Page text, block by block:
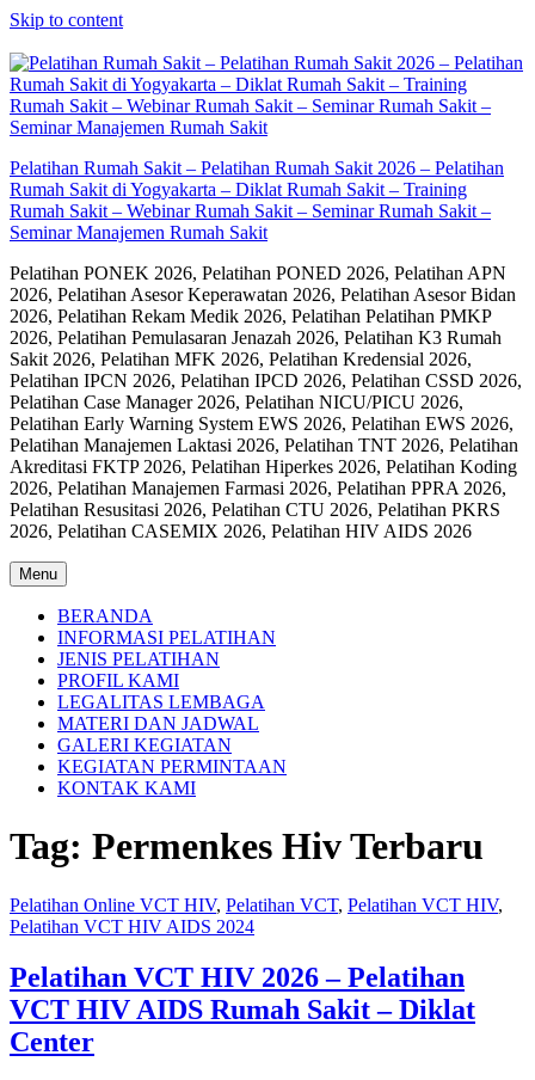
Skip to content
Pelatihan Rumah Sakit – Pelatihan Rumah Sakit 2026 – Pelatihan
Rumah Sakit di Yogyakarta – Diklat Rumah Sakit – Training
Rumah Sakit – Webinar Rumah Sakit – Seminar Rumah Sakit –
Seminar Manajemen Rumah Sakit
Pelatihan PONEK 2026, Pelatihan PONED 2026, Pelatihan APN
2026, Pelatihan Asesor Keperawatan 2026, Pelatihan Asesor Bidan
2026, Pelatihan Rekam Medik 2026, Pelatihan Pelatihan PMKP
2026, Pelatihan Pemulasaran Jenazah 2026, Pelatihan K3 Rumah
Sakit 2026, Pelatihan MFK 2026, Pelatihan Kredensial 2026,
Pelatihan IPCN 2026, Pelatihan IPCD 2026, Pelatihan CSSD 2026,
Pelatihan Case Manager 2026, Pelatihan NICU/PICU 2026,
Pelatihan Early Warning System EWS 2026, Pelatihan EWS 2026,
Pelatihan Manajemen Laktasi 2026, Pelatihan TNT 2026, Pelatihan
Akreditasi FKTP 2026, Pelatihan Hiperkes 2026, Pelatihan Koding
2026, Pelatihan Manajemen Farmasi 2026, Pelatihan PPRA 2026,
Pelatihan Resusitasi 2026, Pelatihan CTU 2026, Pelatihan PKRS
2026, Pelatihan CASEMIX 2026, Pelatihan HIV AIDS 2026
Menu
BERANDA
INFORMASI PELATIHAN
JENIS PELATIHAN
PROFIL KAMI
LEGALITAS LEMBAGA
MATERI DAN JADWAL
GALERI KEGIATAN
KEGIATAN PERMINTAAN
KONTAK KAMI
Tag: Permenkes Hiv Terbaru
Pelatihan Online VCT HIV, Pelatihan VCT, Pelatihan VCT HIV,
Pelatihan VCT HIV AIDS 2024
Pelatihan VCT HIV 2026 – Pelatihan
VCT HIV AIDS Rumah Sakit – Diklat
Center